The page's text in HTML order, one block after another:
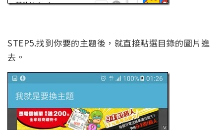
STEP5.找到你要的主題後，就直接點選目錄的圖片進
去。